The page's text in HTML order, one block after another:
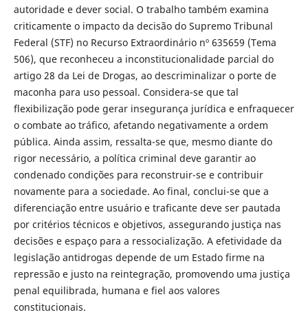
autoridade e dever social. O trabalho também examina
criticamente o impacto da decisão do Supremo Tribunal
Federal (STF) no Recurso Extraordinário nº 635659 (Tema
506), que reconheceu a inconstitucionalidade parcial do
artigo 28 da Lei de Drogas, ao descriminalizar o porte de
maconha para uso pessoal. Considera-se que tal
flexibilização pode gerar insegurança jurídica e enfraquecer
o combate ao tráfico, afetando negativamente a ordem
pública. Ainda assim, ressalta-se que, mesmo diante do
rigor necessário, a política criminal deve garantir ao
condenado condições para reconstruir-se e contribuir
novamente para a sociedade. Ao final, conclui-se que a
diferenciação entre usuário e traficante deve ser pautada
por critérios técnicos e objetivos, assegurando justiça nas
decisões e espaço para a ressocialização. A efetividade da
legislação antidrogas depende de um Estado firme na
repressão e justo na reintegração, promovendo uma justiça
penal equilibrada, humana e fiel aos valores
constitucionais.